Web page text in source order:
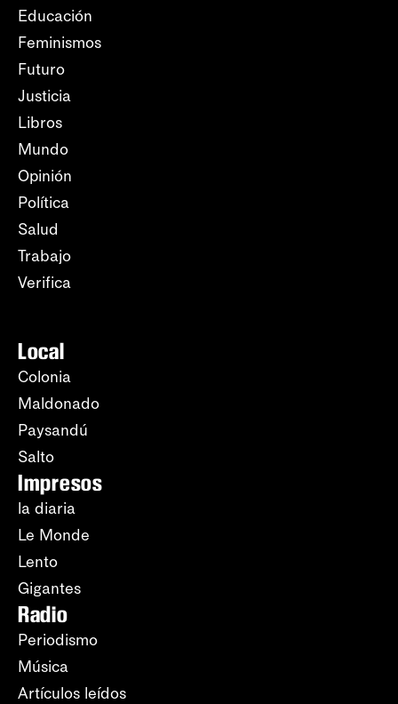
Educación
Feminismos
Futuro
Justicia
Libros
Mundo
Opinión
Política
Salud
Trabajo
Verifica
Local
Colonia
Maldonado
Paysandú
Salto
Impresos
la diaria
Le Monde
Lento
Gigantes
Radio
Periodismo
Música
Artículos leídos